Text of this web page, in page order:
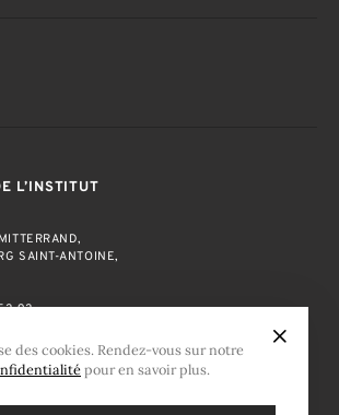
L’INSTITUT
SAINT-ANTOINE,
93
des cookies. Rendez-vous sur notre
pour en savoir plus.